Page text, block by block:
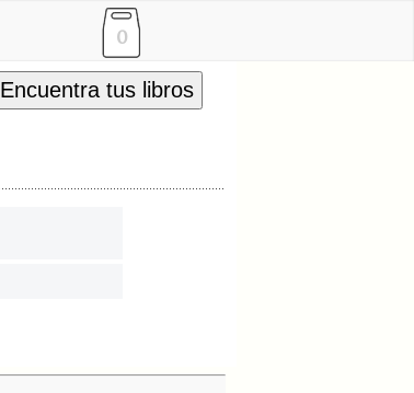
0
Encuentra tus libros